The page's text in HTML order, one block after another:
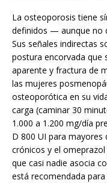
La osteoporosis tiene
definidos — aunque no
Sus señales indirectas
postura encorvada que
aparente y fractura de
las mujeres
osteoporótica en su
carga (caminar 30
1.000 a 1.200 mg/día
D 800 UI para mayores
crónicos y el
que casi nadie asocia
está recomendada